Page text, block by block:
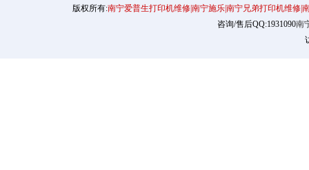
版权所有:南宁爱普生打印机维修|南宁施乐|南宁兄弟打印机维修
咨询/售后QQ:1931090南